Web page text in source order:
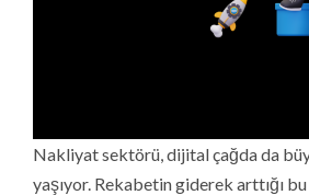
Nakliyat sektörü, dijital çağda da
yaşıyor. Rekabetin giderek arttığı